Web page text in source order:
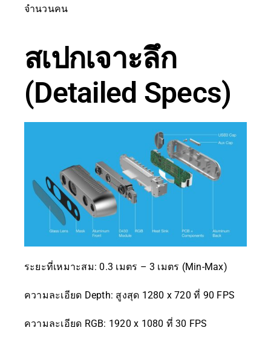
จำนวนคน
สเปกเจาะลึก
(Detailed Specs)
ระยะที่เหมาะสม: 0.3 เมตร – 3 เมตร (Min-Max)
ความละเอียด Depth: สูงสุด 1280 x 720 ที่ 90 FPS
ความละเอียด RGB: 1920 x 1080 ที่ 30 FPS